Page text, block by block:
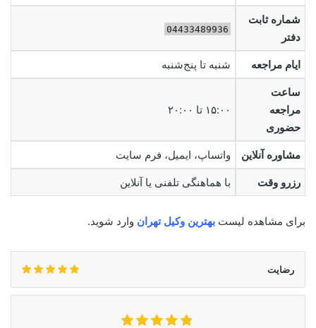
شماره ثابت
دفتر
04433489936
ایام مراجعه شنبه تا پنج‌شنبه
ساعت
مراجعه
حضوری
۱۵:۰۰ تا ۲۰:۰۰
مشاوره آنلاین واتساپ، ایمیل، فرم سایت
رزرو وقت با هماهنگی تلفنی یا آنلاین
برای مشاهده لیست بهترین وکیل تهران وارد شوید.
رضایت